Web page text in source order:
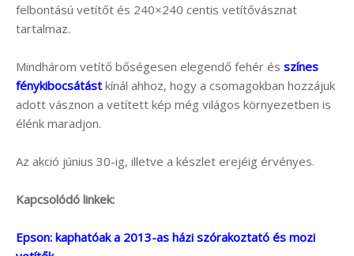
felbontású vetítőt és 240×240 centis vetítővásznat
tartalmaz.
Mindhárom vetítő bőségesen elegendő fehér és színes
fénykibocsátást kínál ahhoz, hogy a csomagokban hozzájuk
adott vásznon a vetített kép még világos környezetben is
élénk maradjon.
Az akció június 30-ig, illetve a készlet erejéig érvényes.
Kapcsolódó linkek:
Epson: kaphatóak a 2013-as házi szórakoztató és mozi